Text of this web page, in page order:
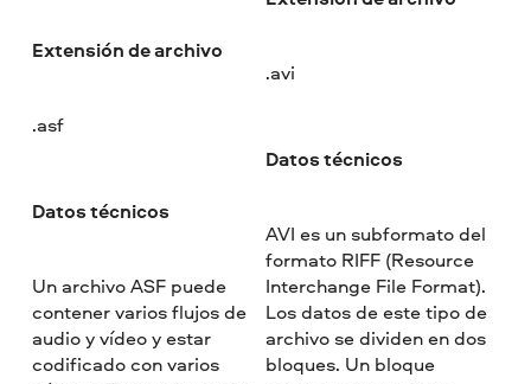
Extensión de archivo
.asf
Datos técnicos
Un archivo ASF puede
contener varios flujos de
audio y vídeo y estar
codificado con varios
.avi
Datos técnicos
AVI es un subformato del
formato RIFF (Resource
Interchange File Format).
Los datos de este tipo de
archivo se dividen en dos
bloques. Un bloque